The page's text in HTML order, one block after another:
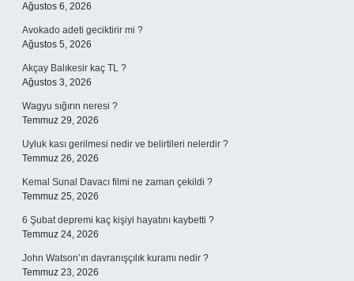
Ağustos 6, 2026
Avokado adeti geciktirir mi ?
Ağustos 5, 2026
Akçay Balıkesir kaç TL ?
Ağustos 3, 2026
Wagyu sığırın neresi ?
Temmuz 29, 2026
Uyluk kası gerilmesi nedir ve belirtileri nelerdir ?
Temmuz 26, 2026
Kemal Sunal Davacı filmi ne zaman çekildi ?
Temmuz 25, 2026
6 Şubat depremi kaç kişiyi hayatını kaybetti ?
Temmuz 24, 2026
John Watson’ın davranışçılık kuramı nedir ?
Temmuz 23, 2026